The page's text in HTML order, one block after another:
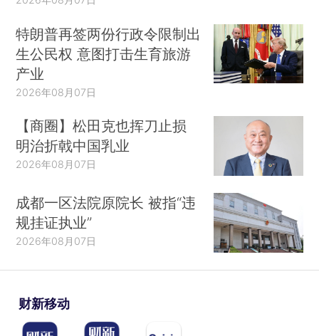
特朗普再签两份行政令限制出
生公民权 意图打击生育旅游
产业
2026年08月07日
【商圈】松田克也挥刀止损
明治折戟中国乳业
2026年08月07日
成都一区法院原院长 被指“违
规挂证执业”
2026年08月07日
财新移动